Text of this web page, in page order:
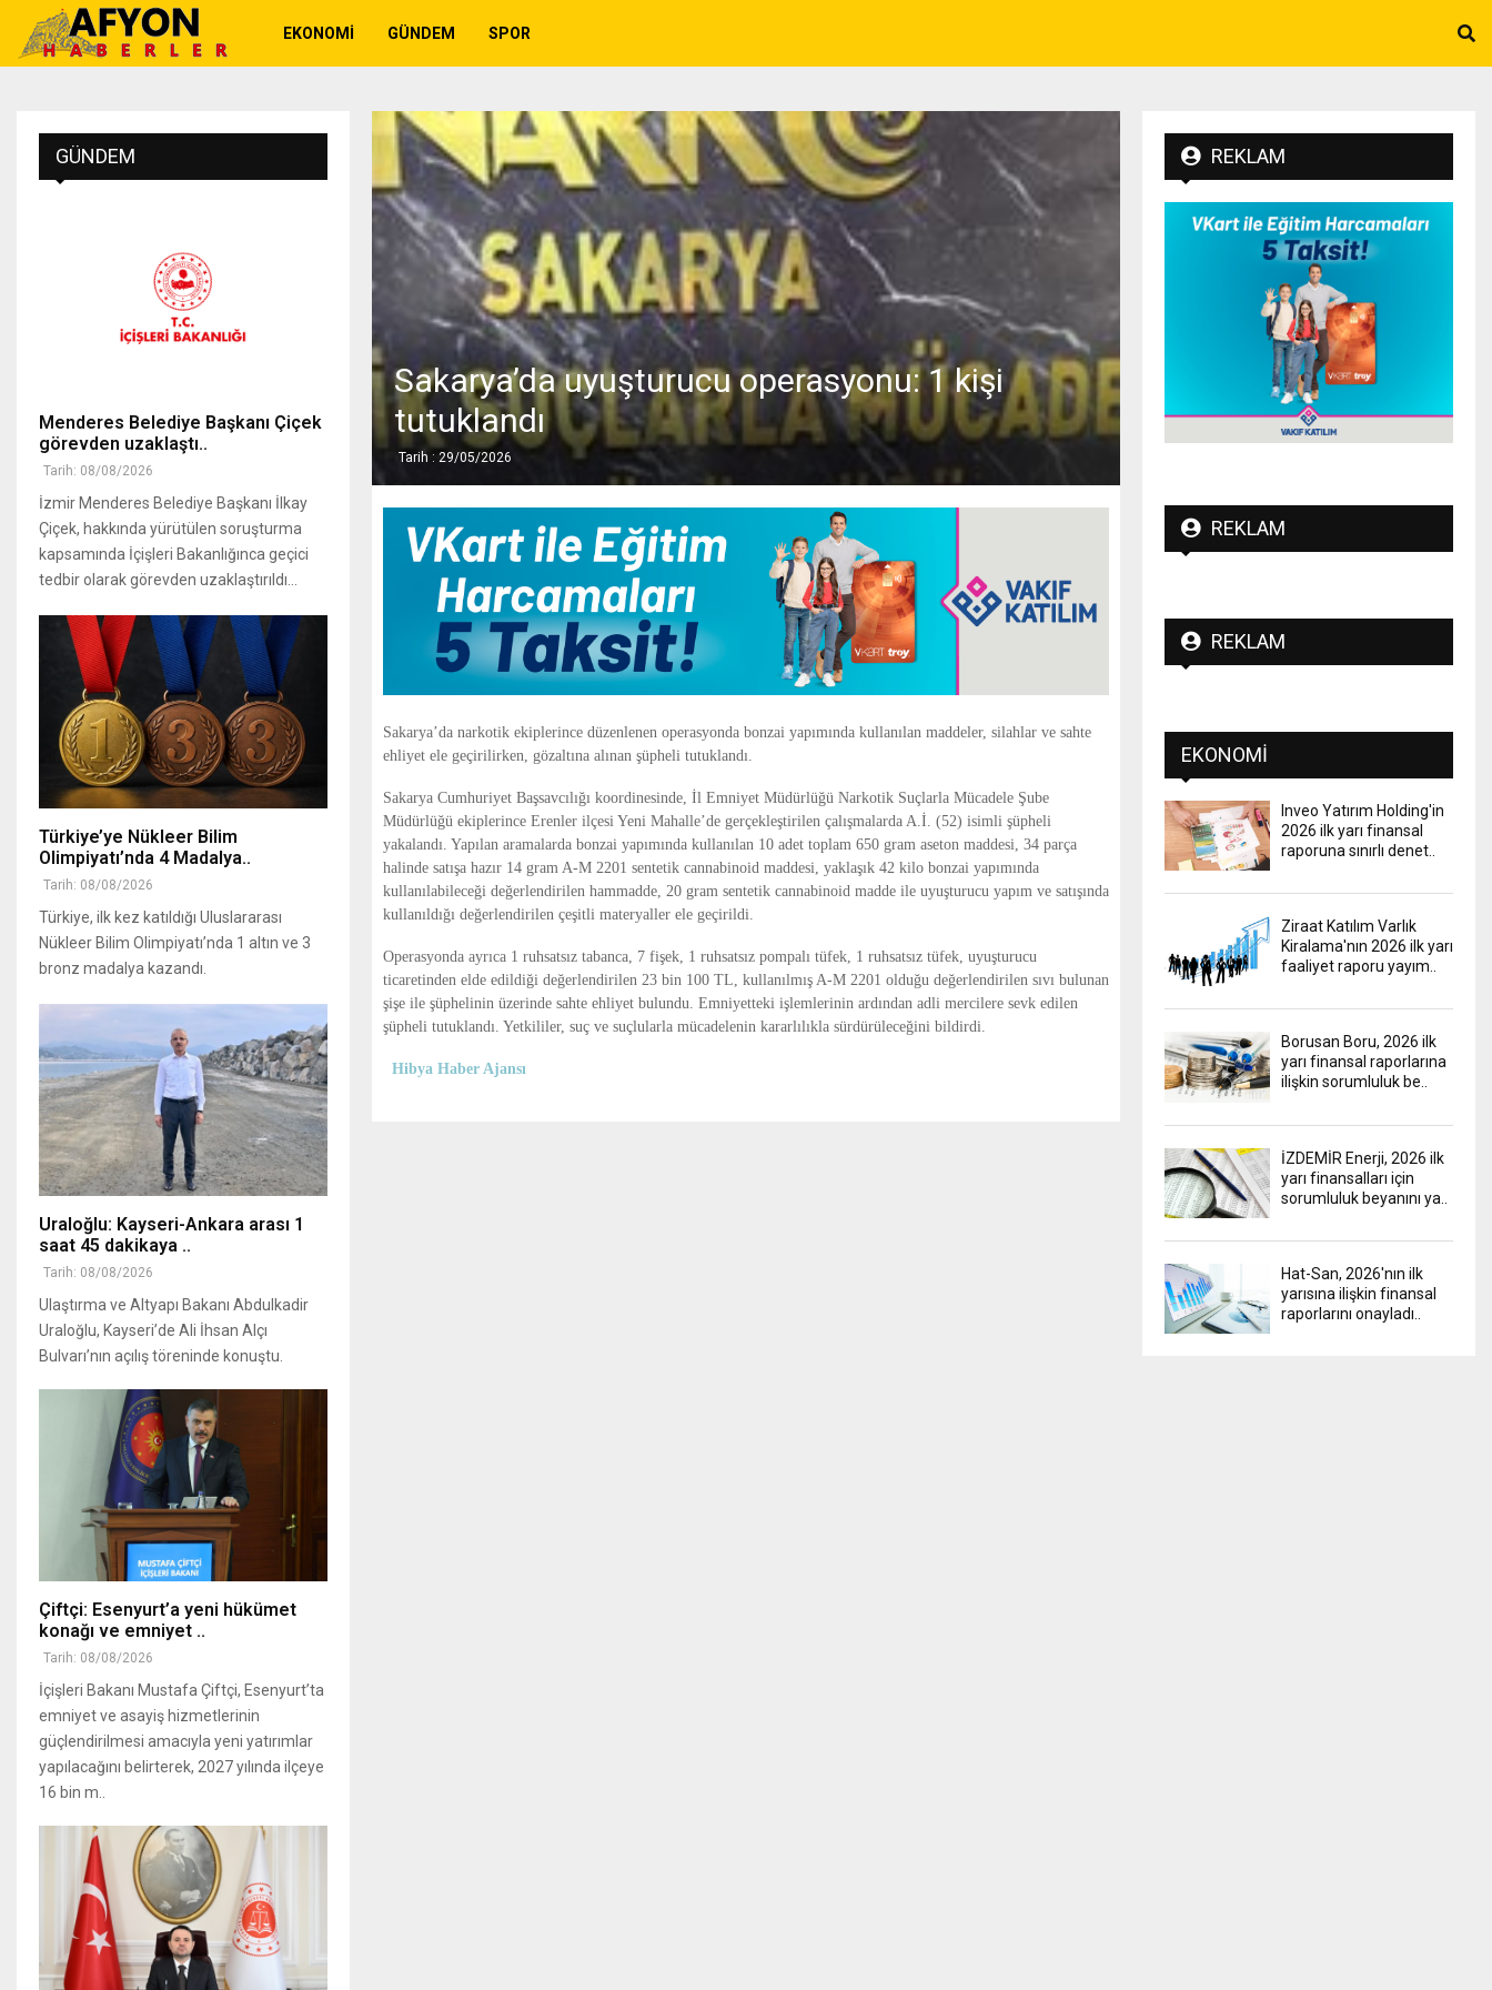
EKONOMI GÜNDEM SPOR
Sakarya’da uyuşturucu operasyonu: 1 kişi
tutuklandı
Tarih : 29/05/2026
Sakarya’da narkotik ekiplerince düzenlenen operasyonda bonzai yapımında kullanılan maddeler, silahlar ve sahte
ehliyet ele geçirilirken, gözaltına alınan şüpheli tutuklandı.
Sakarya Cumhuriyet Başsavcılığı koordinesinde, İl Emniyet Müdürlüğü Narkotik Suçlarla Mücadele Şube
Müdürlüğü ekiplerince Erenler ilçesi Yeni Mahalle’de gerçekleştirilen çalışmalarda A.İ. (52) isimli şüpheli
yakalandı. Yapılan aramalarda bonzai yapımında kullanılan 10 adet toplam 650 gram aseton maddesi, 34 parça
halinde satışa hazır 14 gram A-M 2201 sentetik cannabinoid maddesi, yaklaşık 42 kilo bonzai yapımında
kullanılabileceği değerlendirilen hammadde, 20 gram sentetik cannabinoid madde ile uyuşturucu yapım ve satışında
kullanıldığı değerlendirilen çeşitli materyaller ele geçirildi.
Operasyonda ayrıca 1 ruhsatsız tabanca, 7 fişek, 1 ruhsatsız pompalı tüfek, 1 ruhsatsız tüfek, uyuşturucu
ticaretinden elde edildiği değerlendirilen 23 bin 100 TL, kullanılmış A-M 2201 olduğu değerlendirilen sıvı bulunan
şişe ile şüphelinin üzerinde sahte ehliyet bulundu. Emniyetteki işlemlerinin ardından adli mercilere sevk edilen
şüpheli tutuklandı. Yetkililer, suç ve suçlularla mücadelenin kararlılıkla sürdürüleceğini bildirdi.
Hibya Haber Ajansı
GÜNDEM
Menderes Belediye Başkanı Çiçek
görevden uzaklaştı..
Tarih: 08/08/2026
İzmir Menderes Belediye Başkanı İlkay
Çiçek, hakkında yürütülen soruşturma
kapsamında İçişleri Bakanlığınca geçici
tedbir olarak görevden uzaklaştırıldı...
Türkiye’ye Nükleer Bilim
Olimpiyatı’nda 4 Madalya..
Tarih: 08/08/2026
Türkiye, ilk kez katıldığı Uluslararası
Nükleer Bilim Olimpiyatı’nda 1 altın ve 3
bronz madalya kazandı.
Uraloğlu: Kayseri-Ankara arası 1
saat 45 dakikaya ..
Tarih: 08/08/2026
Ulaştırma ve Altyapı Bakanı Abdulkadir
Uraloğlu, Kayseri’de Ali İhsan Alçı
Bulvarı’nın açılış töreninde konuştu.
Çiftçi: Esenyurt’a yeni hükümet
konağı ve emniyet ..
Tarih: 08/08/2026
İçişleri Bakanı Mustafa Çiftçi, Esenyurt’ta
emniyet ve asayiş hizmetlerinin
güçlendirilmesi amacıyla yeni yatırımlar
yapılacağını belirterek, 2027 yılında ilçeye
16 bin m..
REKLAM
REKLAM
REKLAM
EKONOMI
Inveo Yatırım Holding'in
2026 ilk yarı finansal
raporuna sınırlı denet..
Ziraat Katılım Varlık
Kiralama'nın 2026 ilk yarı
faaliyet raporu yayım..
Borusan Boru, 2026 ilk
yarı finansal raporlarına
ilişkin sorumluluk be..
İZDEMİR Enerji, 2026 ilk
yarı finansalları için
sorumluluk beyanını ya..
Hat-San, 2026'nın ilk
yarısına ilişkin finansal
raporlarını onayladı..